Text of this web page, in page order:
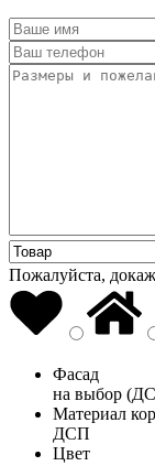
Пожалуйста,
Фасад
на выбор
Материал
ДСП
Цвет